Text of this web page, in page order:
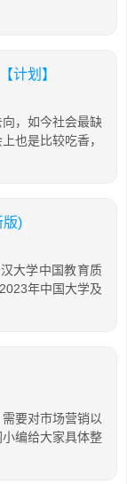
计划】
，如今社会最缺
也是比较吃香，
版)
大学中国教育质
年中国大学及
要对市场营销以
编给大家具体整